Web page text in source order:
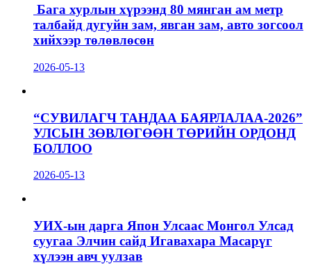
Бага хурлын хүрээнд 80 мянган ам метр
талбайд дугуйн зам, явган зам, авто зогсоол
хийхээр төлөвлөсөн
2026-05-13
“СУВИЛАГЧ ТАНДАА БАЯРЛАЛАА-2026”
УЛСЫН ЗӨВЛӨГӨӨН ТӨРИЙН ОРДОНД
БОЛЛОО
2026-05-13
УИХ-ын дарга Япон Улсаас Монгол Улсад
суугаа Элчин сайд Игавахара Масарүг
хүлээн авч уулзав